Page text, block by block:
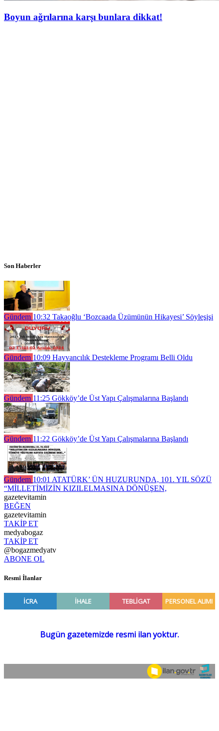
Boyun ağrılarına karşı bunlara dikkat!
Son Haberler
Gündem 10:32 Takaoğlu ‘Bozcaada Üzümünün Hikayesi’ Söyleşişi
Gündem 10:09 Hayvancılık Destekleme Programı Belli Oldu
Gündem 11:25 Gökköy’de Üst Yapı Çalışmalarına Başlandı
Gündem 11:22 Gökköy’de Üst Yapı Çalışmalarına Başlandı
Gündem 10:01 ATATÜRK’ ÜN HUZURUNDA, 101. YIL SÖZÜ
“MİLLETİMİZİN KIZILELMASINA DÖNÜŞEN,
gazetevitamin
BEĞEN
gazetevitamin
TAKİP ET
medyabogaz
TAKİP ET
@bogazmedyatv
ABONE OL
Resmî İlanlar